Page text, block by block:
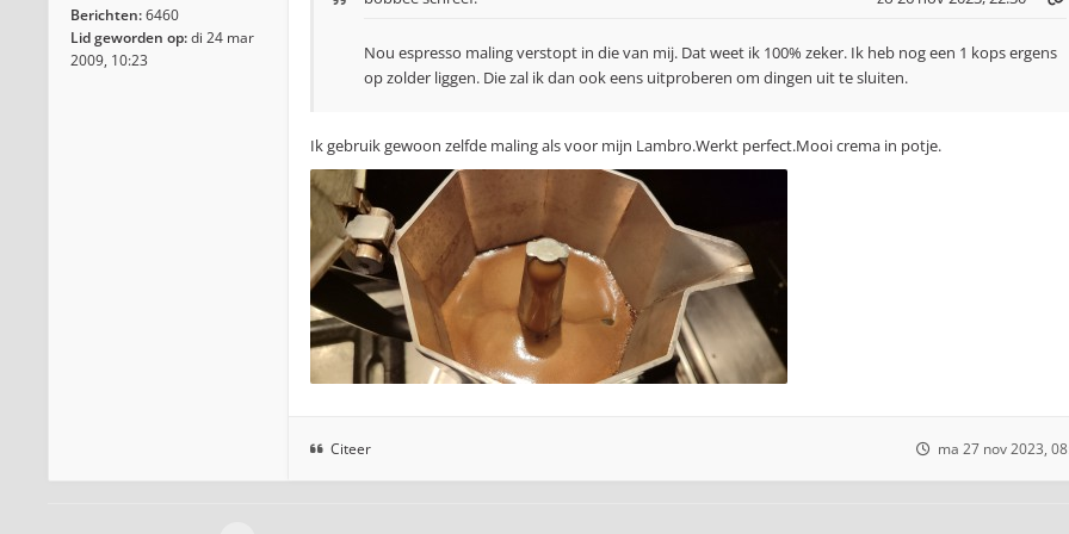
Berichten:6460
Lid geworden op:di 24 mar
2009, 10:23
Nou espresso maling verstopt in die van mij. Dat weet ik 100% zeker. Ik heb nog een 1 kops ergens
op zolder liggen. Die zal ik dan ook eens uitproberen om dingen uit te sluiten.
Ik gebruik gewoon zelfde maling als voor mijn Lambro.Werkt perfect.Mooi crema in potje.
Citeer ma 27 nov 2023,